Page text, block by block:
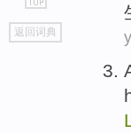
go
top
返回词典